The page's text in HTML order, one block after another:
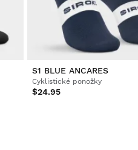
S1 BLUE ANCARES
Cyklistické ponožky
$24.95